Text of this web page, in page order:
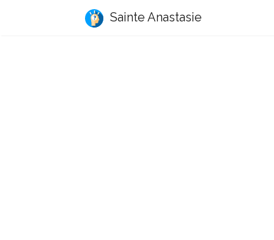
Sainte Anastasie